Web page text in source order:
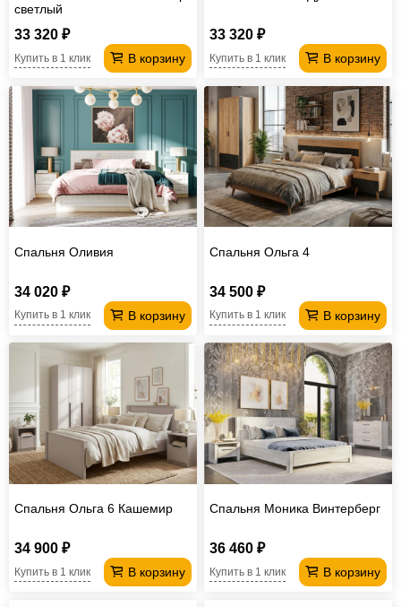
светлый
33 320 ₽
В корзину
Купить в 1 клик
33 320 ₽
В корзину
Купить в 1 клик
Спальня Оливия
34 020 ₽
В корзину
Купить в 1 клик
Спальня Ольга 4
34 500 ₽
В корзину
Купить в 1 клик
Спальня Ольга 6 Кашемир
34 900 ₽
В корзину
Купить в 1 клик
Спальня Моника Винтерберг
36 460 ₽
В корзину
Купить в 1 клик